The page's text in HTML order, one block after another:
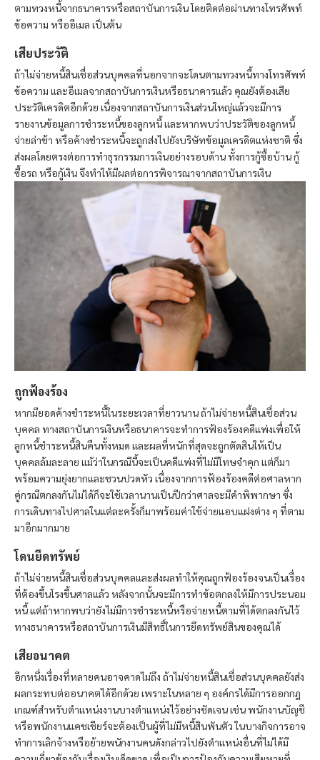
ตามทวงหนี้จากธนาคารหรือสถาบันการเงิน โดยติดต่อผ่านทางโทรศัพท์
ข้อความ หรืออีเมล เป็นต้น
เสียประวัติ
ถ้าไม่จ่ายหนี้สินเชื่อส่วนบุคคลที่นอกจากจะโดนตามทวงหนี้ทางโทรศัพท์
ข้อความ และอีเมลจากสถาบันการเงินหรือธนาคารแล้ว คุณยังต้องเสีย
ประวัติเครดิตอีกด้วย เนื่องจากสถาบันการเงินส่วนใหญ่แล้วจะมีการ
รายงานข้อมูลการชำระหนี้ของลูกหนี้ และหากพบว่าประวัติของลูกหนี้
จ่ายล่าช้า หรือค้างชำระหนี้จะถูกส่งไปยังบริษัทข้อมูลเครดิตแห่งชาติ ซึ่ง
ส่งผลโดยตรงต่อการทำธุรกรรมการเงินอย่างรอบด้าน ทั้งการกู้ซื้อบ้าน กู้
ซื้อรถ หรือกู้เงิน จึงทำให้มีผลต่อการพิจารณาจากสถาบันการเงิน
ถูกฟ้องร้อง
หากมียอดค้างชำระหนี้ในระยะเวลาที่ยาวนาน ถ้าไม่จ่ายหนี้สินเชื่อส่วน
บุคคล ทางสถาบันการเงินหรือธนาคารจะทำการฟ้องร้องคดีแพ่งเพื่อให้
ลูกหนี้ชำระหนี้สินคืนทั้งหมด และผลที่หนักที่สุดจะถูกตัดสินให้เป็น
บุคคลล้มละลาย แม้ว่าในกรณีนี้จะเป็นคดีแพ่งที่ไม่มีโทษจำคุก แต่ก็มา
พร้อมความยุ่งยากและชวนปวดหัว เนื่องจากการฟ้องร้องคดีต่อศาลหาก
คู่กรณีตกลงกันไม่ได้ก็จะใช้เวลานานเป็นปีกว่าศาลจะมีคำพิพากษา ซึ่ง
การเดินทางไปศาลในแต่ละครั้งก็มาพร้อมค่าใช้จ่ายแอบแฝงต่าง ๆ ที่ตาม
มาอีกมากมาย
โดนยึดทรัพย์
ถ้าไม่จ่ายหนี้สินเชื่อส่วนบุคคลและส่งผลทำให้คุณถูกฟ้องร้องจนเป็นเรื่อง
ที่ต้องขึ้นโรงขึ้นศาลแล้ว หลังจากนั้นจะมีการทำข้อตกลงให้มีการประนอม
หนี้ แต่ถ้าหากพบว่ายังไม่มีการชำระหนี้หรือจ่ายหนี้ตามที่ได้ตกลงกันไว้
ทางธนาคารหรือสถาบันการเงินมีสิทธิ์ในการยึดทรัพย์สินของคุณได้
เสียอนาคต
อีกหนึ่งเรื่องที่หลายคนอาจคาดไม่ถึง ถ้าไม่จ่ายหนี้สินเชื่อส่วนบุคคลยังส่ง
ผลกระทบต่ออนาคตได้อีกด้วย เพราะในหลาย ๆ องค์กรได้มีการออกกฎ
เกณฑ์สำหรับตำแหน่งงานบางตำแหน่งไว้อย่างชัดเจน เช่น พนักงานบัญชี
หรือพนักงานแคชเชียร์จะต้องเป็นผู้ที่ไม่มีหนี้สินพันตัว ในบางกิจการอาจ
ทำการเลิกจ้างหรือย้ายพนักงานคนดังกล่าวไปยังตำแหน่งอื่นที่ไม่ได้มี